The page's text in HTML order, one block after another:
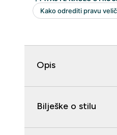
Opis
Bilješke o stilu